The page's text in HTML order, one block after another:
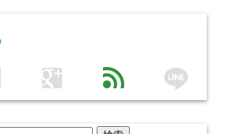
google feed line